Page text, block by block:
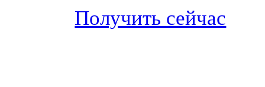
Получить сейчас